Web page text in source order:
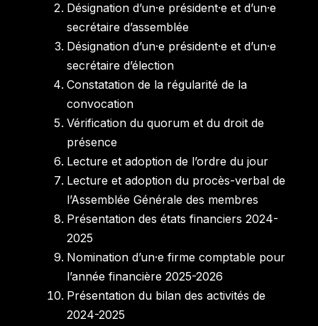
Désignation d’un·e président·e et d’un·e
secrétaire d’assemblée
Désignation d’un·e président·e et d’un·e
secrétaire d’élection
Constatation de la régularité de la
convocation
Vérification du quorum et du droit de
présence
Lecture et adoption de l’ordre du jour
Lecture et adoption du procès-verbal de
l’Assemblée Générale des membres
Présentation des états financiers 2024-
2025
Nomination d’un·e firme comptable pour
l’année financière 2025-2026
Présentation du bilan des activités de
2024-2025